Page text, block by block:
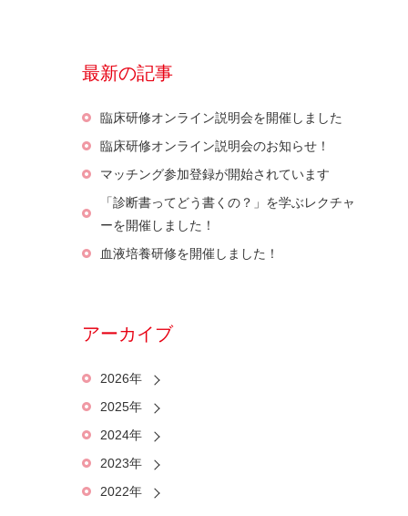
最新の記事
臨床研修オンライン説明会を開催しました
臨床研修オンライン説明会のお知らせ！
マッチング参加登録が開始されています
「診断書ってどう書くの？」を学ぶレクチャ
ーを開催しました！
血液培養研修を開催しました！
アーカイブ
2026年
2025年
2024年
2023年
2022年